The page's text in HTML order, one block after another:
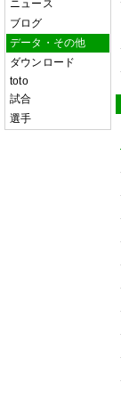
ニュース
ブログ
データ・その他
ダウンロード
toto
試合
選手